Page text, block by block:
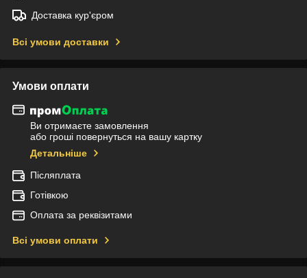
Доставка кур'єром
Всі умови доставки
Умови оплати
Ви отримаєте замовлення
або гроші повернуться на вашу картку
Детальніше
Післяплата
Готівкою
Оплата за реквізитами
Всі умови оплати